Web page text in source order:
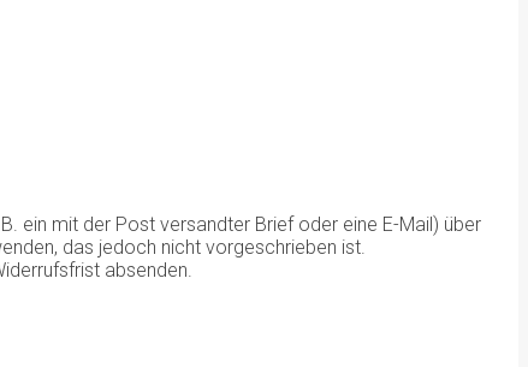
ein mit der Post versandter Brief oder eine E-Mail) über
das jedoch nicht vorgeschrieben ist.
absenden.